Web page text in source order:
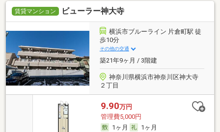
賃貸マンション ビューラー神大寺
横浜市ブルーライン 片倉町駅 徒
歩10分
その他の交通
築21年9ヶ月 / 3階建
神奈川県横浜市神奈川区神大寺
２丁目
9.90万円
管理費5,000円
1ヶ月
1ヶ月